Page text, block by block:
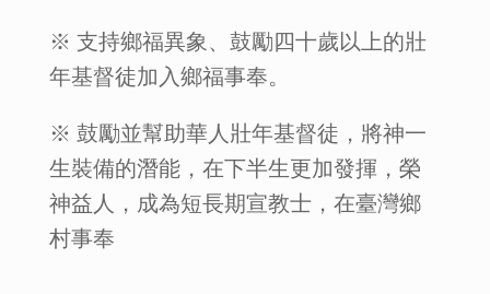
※ 支持鄉福異象、鼓勵四十歲以上的壯
年基督徒加入鄉福事奉。
※ 鼓勵並幫助華人壯年基督徒，將神一
生裝備的潛能，在下半生更加發揮，榮
神益人，成為短長期宣教士，在臺灣鄉
村事奉